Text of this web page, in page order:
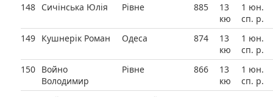
148 Сичінська Юлія Рівне 885
13
кю
1 юн.
сп. р.
149 Кушнерік Роман Одеса 874
13
кю
1 юн.
сп. р.
150 Войно
Володимир
Рівне 866
13
кю
1 юн.
сп. р.